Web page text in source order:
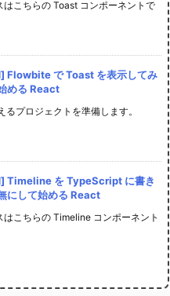
はこちらの Toast コンポーネントで
で Toast を表示してみ
める React
プロジェクトを準備します。
を TypeScript に書き
にして始める React
はこちらの Timeline コンポーネント